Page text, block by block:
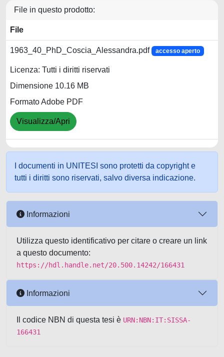
File in questo prodotto:
File
1963_40_PhD_Coscia_Alessandra.pdf accesso aperto
Licenza: Tutti i diritti riservati
Dimensione 10.16 MB
Formato Adobe PDF
Visualizza/Apri
I documenti in UNITESI sono protetti da copyright e
tutti i diritti sono riservati, salvo diversa indicazione.
Informazioni
Utilizza questo identificativo per citare o creare un link
a questo documento:
https://hdl.handle.net/20.500.14242/166431
Informazioni
Il codice NBN di questa tesi è URN:NBN:IT:SISSA-
166431